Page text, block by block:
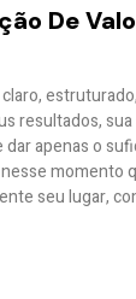
De
resultados, sua
darapenas o
nesse momento
seu lugar,